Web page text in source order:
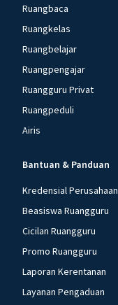
Ruangbaca
Ruangkelas
Ruangbelajar
Ruangpengajar
Ruangguru Privat
Ruangpeduli
Airis
Bantuan & Panduan
Kredensial Perusahaan
Beasiswa Ruangguru
Cicilan Ruangguru
Promo Ruangguru
Laporan Kerentanan
Layanan Pengaduan